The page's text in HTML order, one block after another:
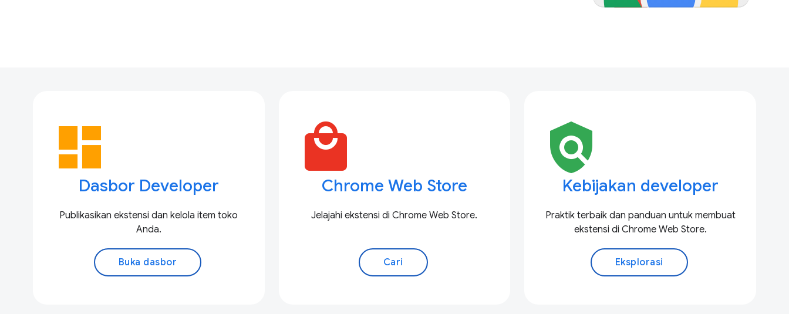
dashboard
Dasbor Developer
Publikasikan ekstensi dan kelola item toko
Anda.
Buka dasbor
local_mall
Chrome Web Store
Jelajahi ekstensi di Chrome Web Store.
Cari
policy
Kebijakan developer
Praktik terbaik dan panduan untuk membuat
ekstensi di Chrome Web Store.
Eksplorasi